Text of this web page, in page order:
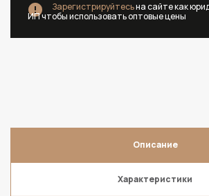
Зарегистрируйтесьна сайте как
ИП чтобы использовать оптовые цены
Описание
Характеристики